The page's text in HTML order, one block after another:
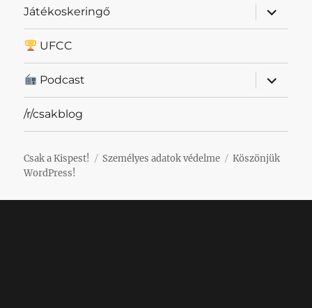
Játékoskeringő
almenü
UFCC
Podcast
almenü
/r/csakblog
Csak a Kispest! Személyes adatok védelme
Köszönjük
WordPress!